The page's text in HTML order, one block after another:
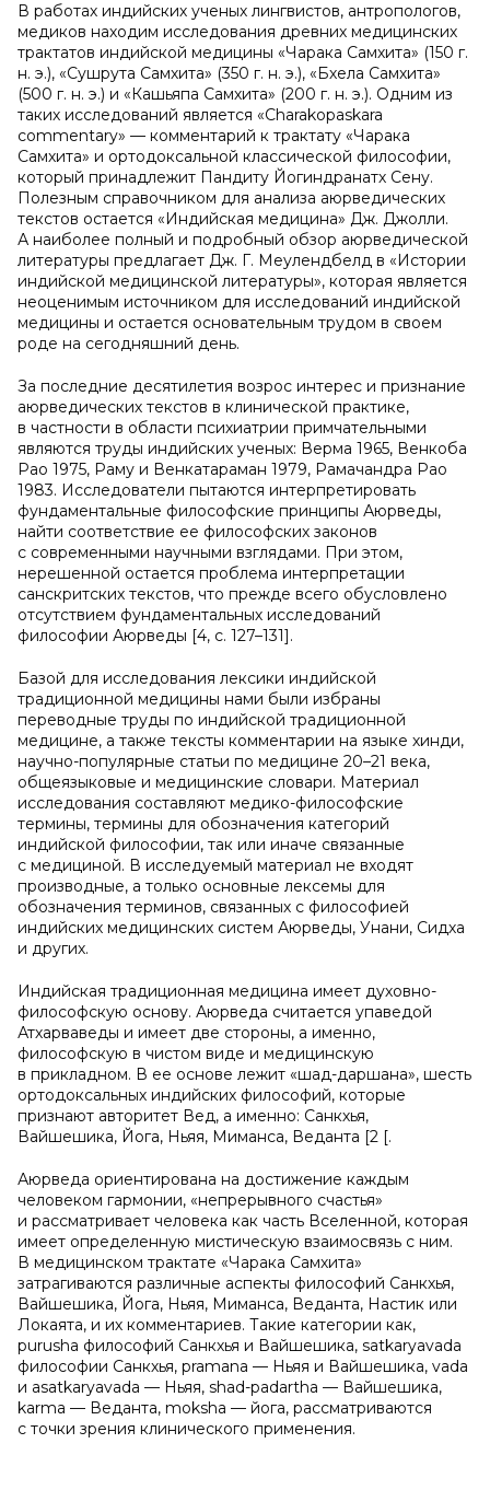
В работах индийских ученых лингвистов, антропологов,
медиков находим исследования древних медицинских
трактатов индийской медицины «Чарака Самхита» (150 г.
н. э.), «Сушрута Самхита» (350 г. н. э.), «Бхела Самхита»
(500 г. н. э.) и «Кашьяпа Самхита» (200 г. н. э.). Одним из
таких исследований является «Charakopaskara
commentary» — комментарий к трактату «Чарака
Самхита» и ортодоксальной классической философии,
который принадлежит Пандиту Йогиндранатх Сену.
Полезным справочником для анализа аюрведических
текстов остается «Индийская медицина» Дж. Джолли.
А наиболее полный и подробный обзор аюрведической
литературы предлагает Дж. Г. Меулендбелд в «Истории
индийской медицинской литературы», которая является
неоценимым источником для исследований индийской
медицины и остается основательным трудом в своем
роде на сегодняшний день.
За последние десятилетия возрос интерес и признание
аюрведических текстов в клинической практике,
в частности в области психиатрии примчательными
являются труды индийских ученых: Верма 1965, Венкоба
Рао 1975, Раму и Венкатараман 1979, Рамачандра Рао
1983. Исследователи пытаются интерпретировать
фундаментальные философские принципы Аюрведы,
найти соответствие ее философских законов
с современными научными взглядами. При этом,
нерешенной остается проблема интерпретации
санскритских текстов, что прежде всего обусловлено
отсутствием фундаментальных исследований
философии Аюрведы [4, c. 127–131].
Базой для исследования лексики индийской
традиционной медицины нами были избраны
переводные труды по индийской традиционной
медицине, а также тексты комментарии на языке хинди,
научно-популярные статьи по медицине 20–21 века,
общеязыковые и медицинские словари. Материал
исследования составляют медико-философские
термины, термины для обозначения категорий
индийской философии, так или иначе связанные
с медициной. В исследуемый материал не входят
производные, а только основные лексемы для
обозначения терминов, связанных с философией
индийских медицинских систем Аюрведы, Унани, Сидха
и других.
Индийская традиционная медицина имеет духовно-
философскую основу. Аюрведа считается упаведой
Атхарваведы и имеет две стороны, а именно,
философскую в чистом виде и медицинскую
в прикладном. В ее основе лежит «шад-даршана», шесть
ортодоксальных индийских философий, которые
признают авторитет Вед, а именно: Санкхья,
Вайшешика, Йога, Ньяя, Миманса, Веданта [2 [.
Аюрведа ориентирована на достижение каждым
человеком гармонии, «непрерывного счастья»
и рассматривает человека как часть Вселенной, которая
имеет определенную мистическую взаимосвязь с ним.
В медицинском трактате «Чарака Самхита»
затрагиваются различные аспекты философий Санкхья,
Вайшешика, Йога, Ньяя, Миманса, Веданта, Настик или
Локаята, и их комментариев. Такие категории как,
purusha философий Санкхья и Вайшешика, satkaryavada
философии Санкхья, pramana — Ньяя и Вайшешика, vada
и asatkaryavada — Ньяя, shad-padartha — Вайшешика,
karma — Веданта, moksha — йога, рассматриваются
с точки зрения клинического применения.